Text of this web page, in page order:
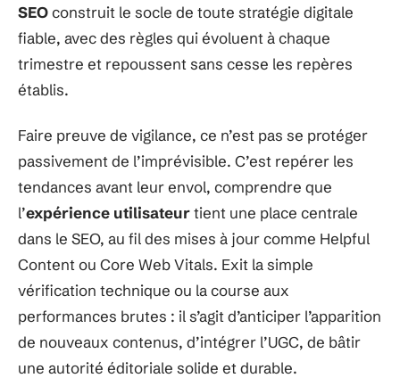
SEOconstruit le socle de toute stratégie digitale
fiable, avec des règles qui évoluent à chaque
trimestre et repoussent sans cesse les repères
établis.
Faire preuve de vigilance, ce n’est pas se protéger
passivement de l’imprévisible. C’est repérer les
tendances avant leur envol, comprendre que
l’expérience utilisateurtient une place centrale
dans le SEO, au fil des mises à jour comme Helpful
Content ou Core Web Vitals. Exit la simple
vérification technique ou la course aux
performances brutes : il s’agit d’anticiper l’apparition
de nouveaux contenus, d’intégrer l’UGC, de bâtir
une autorité éditoriale solide et durable.